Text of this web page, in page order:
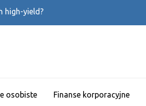
high-yield?
osobiste Finanse korporacyjne